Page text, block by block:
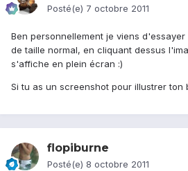
Posté(e) 7 octobre 2011
Ben personnellement je viens
de taille normal, en cliquant dessus
s'affiche en plein écran :)
Si tu as un screenshot pour illustrer ton
flopiburne
Posté(e) 8 octobre 2011